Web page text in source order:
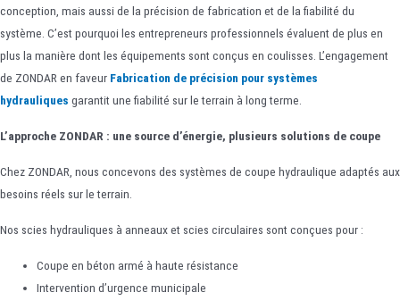
conception, mais aussi de la précision de fabrication et de la fiabilité du
système. C’est pourquoi les entrepreneurs professionnels évaluent de plus en
plus la manière dont les équipements sont conçus en coulisses. L’engagement
de ZONDAR en faveur Fabrication de précision pour systèmes
hydrauliques garantit une fiabilité sur le terrain à long terme.
L’approche ZONDAR : une source d’énergie, plusieurs solutions de coupe
Chez ZONDAR, nous concevons des systèmes de coupe hydraulique adaptés aux
besoins réels sur le terrain.
Nos scies hydrauliques à anneaux et scies circulaires sont conçues pour :
Coupe en béton armé à haute résistance
Intervention d’urgence municipale